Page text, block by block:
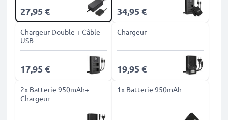
27,95 € 34,95 €
Chargeur Double + Câble
USB
17,95 €
Chargeur
19,95 €
2x Batterie 950mAh+
Chargeur
1x Batterie 950mAh